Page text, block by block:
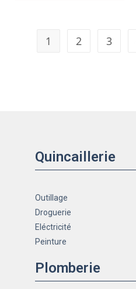
1 2 3
Quincaillerie
Outillage
Droguerie
Eléctricité
Peinture
Plomberie